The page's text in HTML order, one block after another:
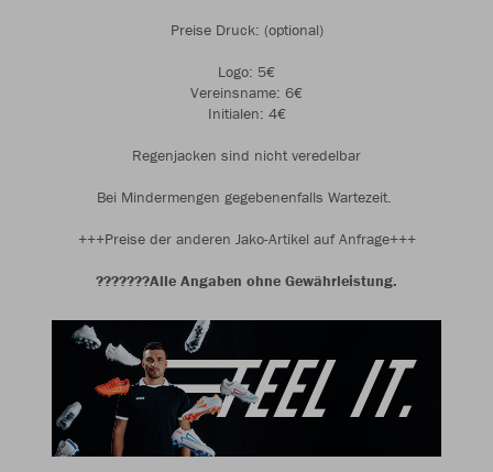
Preise Druck: (optional)
Logo: 5€
Vereinsname: 6€
Initialen: 4€
Regenjacken sind nicht veredelbar
Bei Mindermengen gegebenenfalls Wartezeit.
+++Preise der anderen Jako-Artikel auf Anfrage+++
???????Alle Angaben ohne Gewährleistung.